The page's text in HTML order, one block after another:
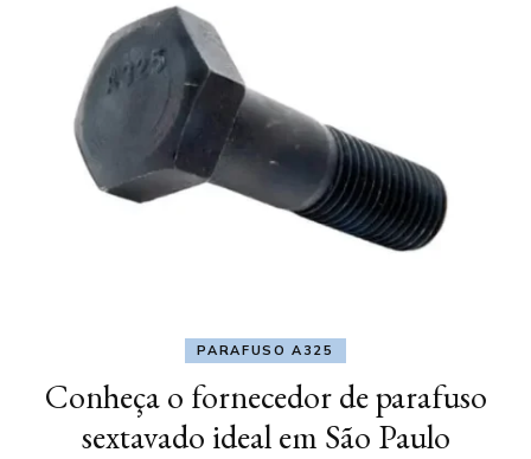
PARAFUSO A325
Conheça o fornecedor de parafuso
sextavado ideal em São Paulo